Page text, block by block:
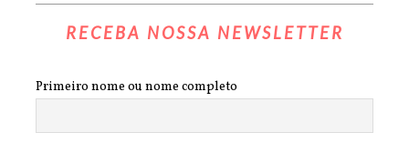
RECEBA NOSSA NEWSLETTER
Primeiro nome ou nome completo